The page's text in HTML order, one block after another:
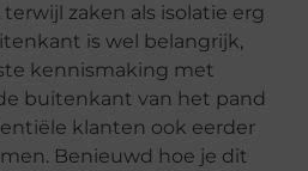
zaken als isolatie erg
is wel belangrijk,
kennismaking met
buitenkant van het pand
klanten ook eerder
Benieuwd hoe je dit